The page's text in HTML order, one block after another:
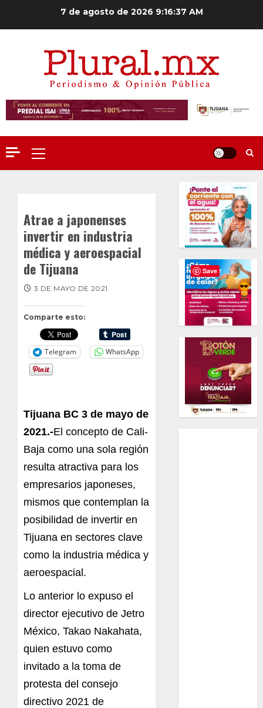
7 de agosto de 2026 9:16:38 AM
Menú
principal
Atrae a japonenses
invertir en industria
médica y aeroespacial
de Tijuana
Comparte esto:
Telegram WhatsApp
3 DE MAYO DE 2021
Tijuana BC 3 de mayo de
2021.-El concepto de Cali-
Baja como una sola región
resulta atractiva para los
empresarios japoneses,
mismos que contemplan la
posibilidad de invertir en
Tijuana en sectores clave
como la industria médica y
aeroespacial.
Lo anterior lo expuso el
director ejecutivo de Jetro
México, Takao Nakahata,
quien estuvo como
invitado a la toma de
protesta del consejo
directivo 2021 de
Save